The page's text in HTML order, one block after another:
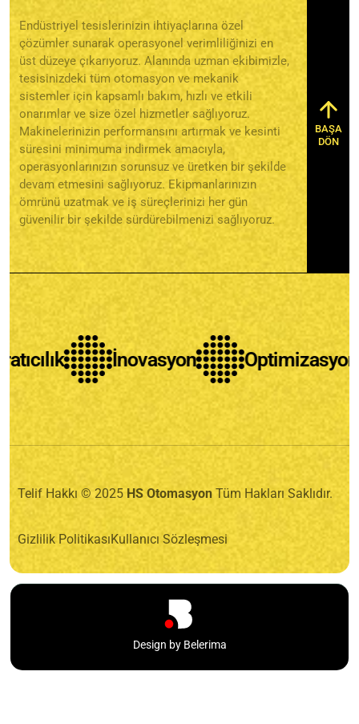
Endüstriyel tesislerinizin ihtiyaçlarına özel
çözümler sunarak operasyonel verimliliğinizi en
üst düzeye çıkarıyoruz. Alanında uzman ekibimizle,
tesisinizdeki tüm otomasyon ve mekanik
sistemler için kapsamlı bakım, hızlı ve etkili
onarımlar ve size özel hizmetler sağlıyoruz.
Makinelerinizin performansını artırmak ve kesinti
süresini minimuma indirmek amacıyla,
operasyonlarınızın sorunsuz ve üretken bir şekilde
devam etmesini sağlıyoruz. Ekipmanlarınızın
ömrünü uzatmak ve iş süreçlerinizi her gün
güvenilir bir şekilde sürdürebilmenizi sağlıyoruz.
BAŞA
DÖN
İnovasyon Optimizasyon
Telif Hakkı © 2025 HS Otomasyon Tüm Hakları Saklıdır.
Gizlilik PolitikasıKullanıcı Sözleşmesi
Design by Belerima